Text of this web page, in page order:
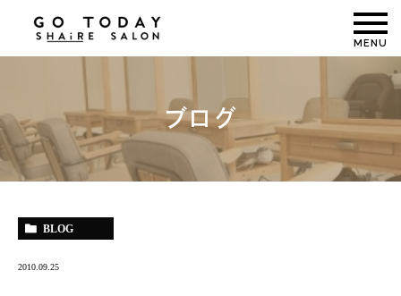
MENU
ブログ
BLOG
2010.09.25